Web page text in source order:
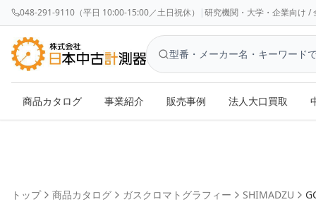
048-291-9110（平日 10:00-15:00／土日祝休） |研究機関・大学・企業向け
商品カタログ 事業紹介 販売事例 法人大口買取
トップ 商品カタログ ガスクロマトグラフィー SHIMADZU